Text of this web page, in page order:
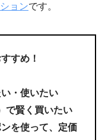
ョンです。
すめ！
・使いたい
で賢く買いたい
を使って、定価